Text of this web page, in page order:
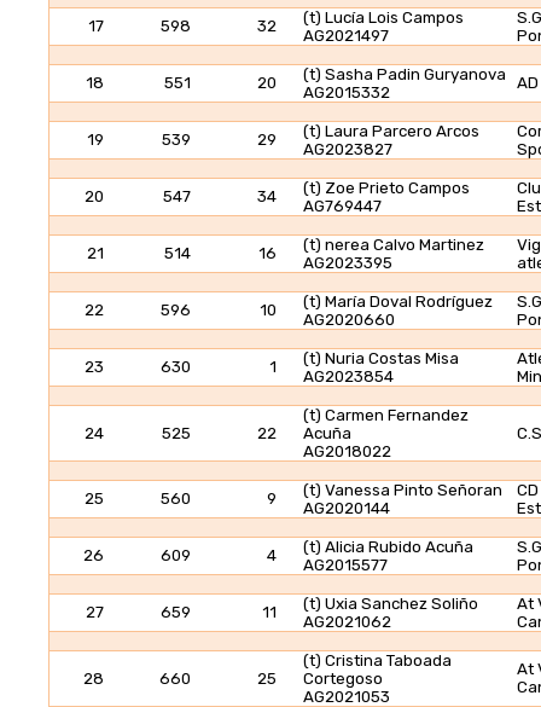
17 598 32
(t) Lucía Lois Campos
AG2021497
18 551 20
(t) Sasha Padin Guryanova
AG2015332
19 539 29
(t) Laura Parcero Arcos
AG2023827
20 547 34
(t) Zoe Prieto Campos
AG769447
21 514 16
(t) nerea Calvo Martinez
AG2023395
22 596 10
(t) María Doval Rodríguez
AG2020660
23 630 1
(t) Nuria Costas Misa
AG2023854
24 525 22
(t) Carmen Fernandez
Acuña
AG2018022
25 560 9
(t) Vanessa Pinto Señoran
AG2020144
26 609 4
(t) Alicia Rubido Acuña
AG2015577
27 659 11
(t) Uxia Sanchez Soliño
AG2021062
At
28 660 25
(t) Cristina Taboada
Cortegoso
AG2021053
At